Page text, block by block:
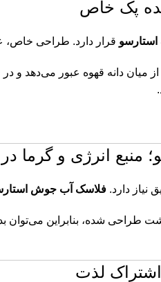
پک خاص
استارسو قرار دارد. طراحی خاص،
میان دانه قهوه عبور می‌دهد و
انرژی و گرما
نیاز دارد. فلاسک آب جوش
شده، بنابراین می‌توان
لذت